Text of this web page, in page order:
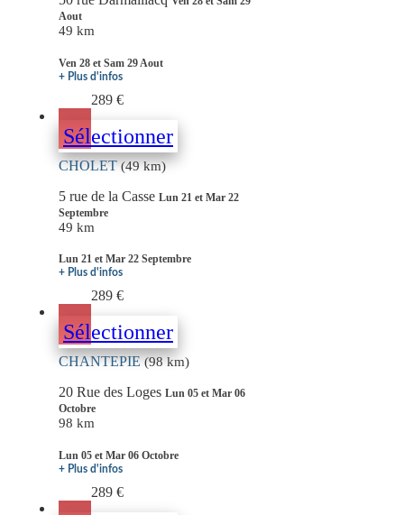
Aout
49 km
Ven 28 et Sam 29 Aout
+ Plus d'infos
289 €
Sélectionner
CHOLET(49 km)
5 rue de la Casse Lun 21 et Mar 22
Septembre
49 km
Lun 21 et Mar 22 Septembre
+ Plus d'infos
289 €
Sélectionner
CHANTEPIE(98 km)
20 Rue des Loges Lun 05 et Mar 06
Octobre
98 km
Lun 05 et Mar 06 Octobre
+ Plus d'infos
289 €